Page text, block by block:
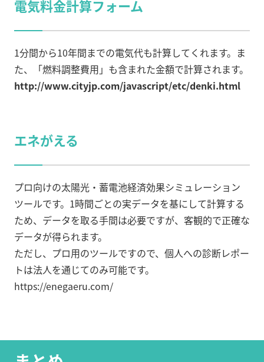
電気料金計算フォーム
1分間から10年間までの電気代も計算してくれます。ま
た、「燃料調整費用」も含まれた金額で計算されます。
http://www.cityjp.com/javascript/etc/denki.html
エネがえる
プロ向けの太陽光・蓄電池経済効果シミュレーション
ツールです。1時間ごとの実データを基にして計算する
ため、データを取る手間は必要ですが、客観的で正確な
データが得られます。
ただし、プロ用のツールですので、個人への診断レポー
トは法人を通じてのみ可能です。
https://enegaeru.com/